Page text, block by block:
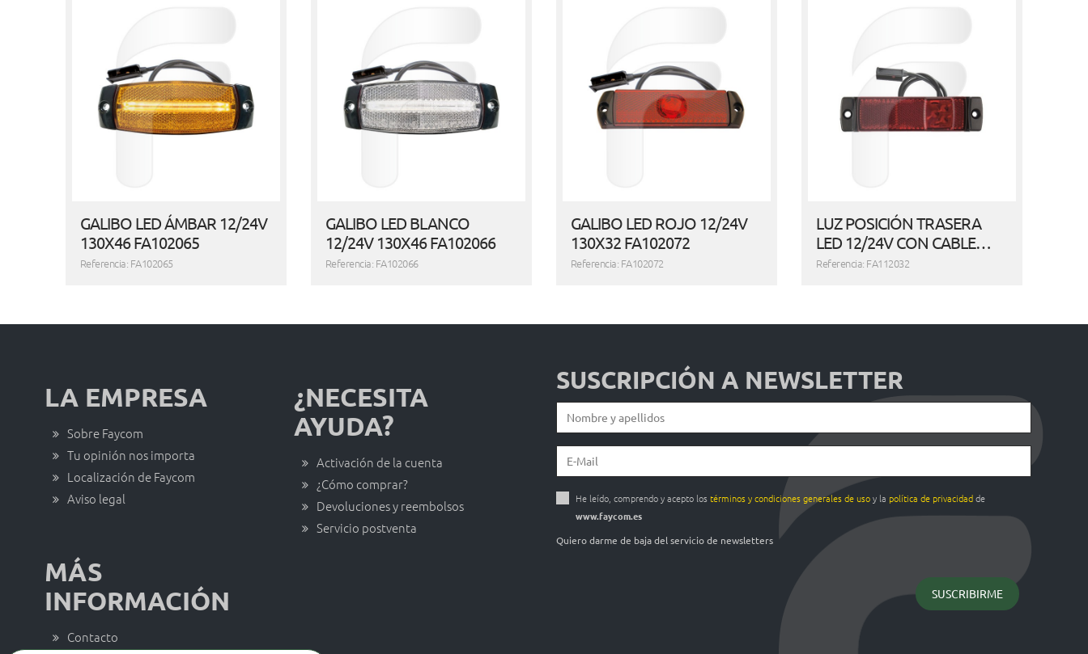
GALIBO LED ÁMBAR 12/24V
130X46 FA102065
Referencia: FA102065
GALIBO LED BLANCO
12/24V 130X46 FA102066
Referencia: FA102066
GALIBO LED ROJO 12/24V
130X32 FA102072
Referencia: FA102072
LUZ POSICIÓN TRASERA
LED 12/24V CON CABLE…
Referencia: FA112032
SUSCRIPCIÓN A NEWSLETTER
He leído, comprendo y acepto los términos y condiciones generales de usoy la política de privacidadde
www.faycom.es
Quiero darme de baja del servicio de newsletters
LA EMPRESA
Sobre Faycom
Tu opinión nos importa
Localización de Faycom
Aviso legal
¿NECESITA
AYUDA?
Activación de la cuenta
¿Cómo comprar?
Devoluciones y reembolsos
Servicio postventa
MÁS
INFORMACIÓN
Contacto